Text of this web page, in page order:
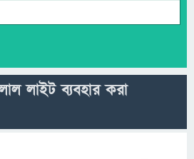
লাইট ব্যবহার করা